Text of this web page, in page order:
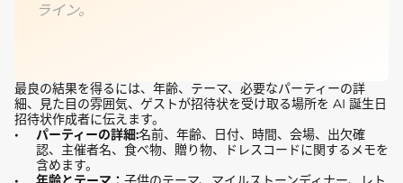
ライン。
最良の結果を得るには、年齢、テーマ、必要なパーティーの詳
細、見た目の雰囲気、ゲストが招待状を受け取る場所を AI 誕生日
招待状作成者に伝えます。
パーティーの詳細:名前、年齢、日付、時間、会場、出欠確
認、主催者名、食べ物、贈り物、ドレスコードに関するメモを
含めます。